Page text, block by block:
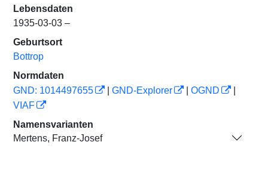
Lebensdaten
1935-03-03 –
Geburtsort
Bottrop
Normdaten
GND: 1014497655
GND-Explorer OGND
VIAF
Namensvarianten
Mertens, Franz-Josef